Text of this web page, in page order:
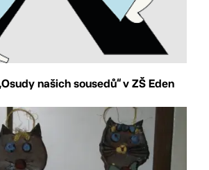
našich sousedů“ v ZŠ Eden